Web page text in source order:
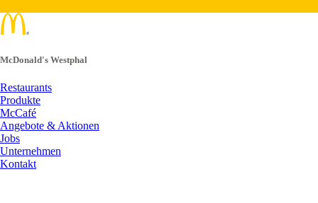
McDonald's Westphal
Restaurants
Produkte
McCafé
Angebote & Aktionen
Jobs
Unternehmen
Kontakt